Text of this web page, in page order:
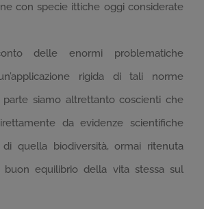
con specie ittiche oggi considerate
delle enormi problematiche
rigida di tali norme
parte siamo altrettanto coscienti che
da evidenze scientifiche
quella biodiversità, ormai ritenuta
buon equilibrio della vita stessa sul